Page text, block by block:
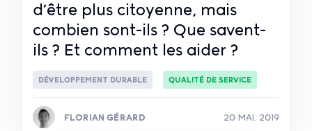
d’être plus citoyenne, mais
combien sont-ils ? Que savent-
ils ? Et comment les aider ?
DÉVELOPPEMENT DURABLE QUALITÉ DE SERVICE
FLORIAN GÉRARD 20 MAI. 2019